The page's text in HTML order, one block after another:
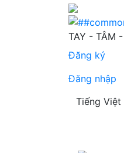
Thực trạng
TAY - TÂM
Đăng ký
Đăng nhập
Thay đổi
Tiếng Việt